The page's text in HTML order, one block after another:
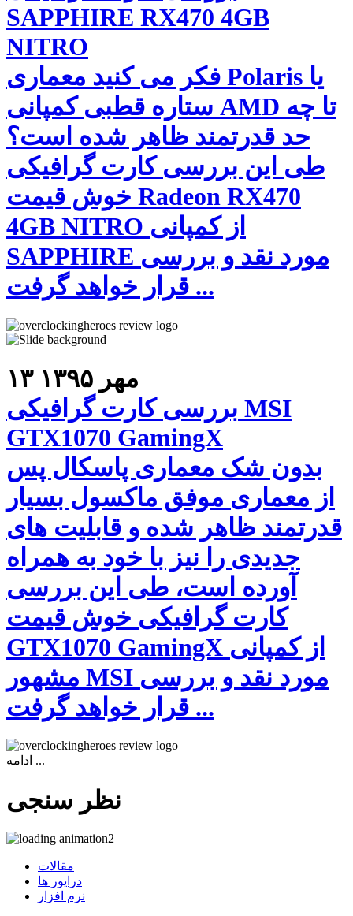
SAPPHIRE RX470 4GB
NITRO
فکر می کنید معماری Polaris یا
ستاره قطبی کمپانی AMD تا چه
حد قدرتمند ظاهر شده است؟
طی این بررسی کارت گرافیکی
خوش قیمت Radeon RX470
4GB NITRO از کمپانی
SAPPHIRE مورد نقد و بررسی
قرار خواهد گرفت ...
۱۳ مهر ۱۳۹۵
بررسی کارت گرافیکی MSI
GTX1070 GamingX
بدون شک معماری پاسکال پس
از معماری موفق ماکسول بسیار
قدرتمند ظاهر شده و قابلیت های
جدیدی را نیز با خود به همراه
آورده است، طی این بررسی
کارت گرافیکی خوش قیمت
GTX1070 GamingX از کمپانی
مشهور MSI مورد نقد و بررسی
قرار خواهد گرفت ...
ادامه ...
نظر سنجی
مقالات
درایور ها
نرم افزار